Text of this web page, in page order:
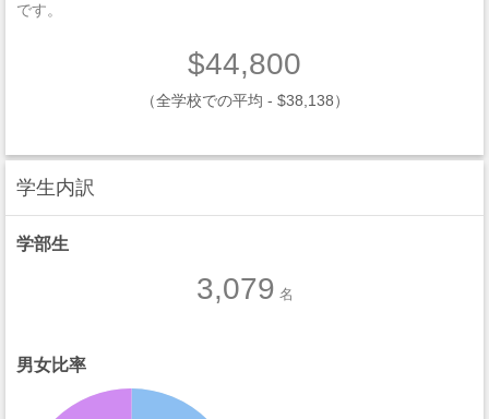
です。
$44,800
（全学校での平均 - $38,138）
学生内訳
学部生
3,079 名
男女比率